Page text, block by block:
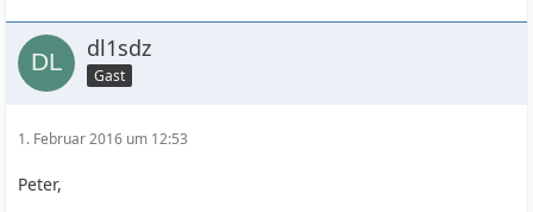
dl1sdz
Gast
1. Februar 2016 um 12:53
Peter,